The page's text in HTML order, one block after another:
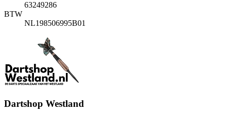
63249286
BTW
NL198506995B01
Dartshop Westland